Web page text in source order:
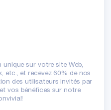
sur votre site Web,
etc., et recevez 60% de nos
des utilisateurs invités par
vos bénéfices sur notre